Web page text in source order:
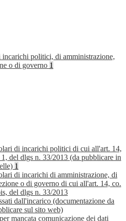
politici, di amministrazione,
o di governo 1
di incarichi politici di cui all'art. 14,
1, del dlgs n. 33/2013 (da pubblicare in
1
di incarichi di amministrazione, di
o di governo di cui all'art. 14, co.
del dlgs n. 33/2013
dall'incarico (documentazione da
sul sito web)
mancata comunicazione dei dati